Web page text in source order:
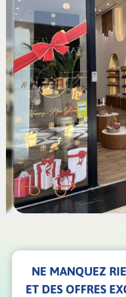
NE MANQUEZ
ET DES OFFRES